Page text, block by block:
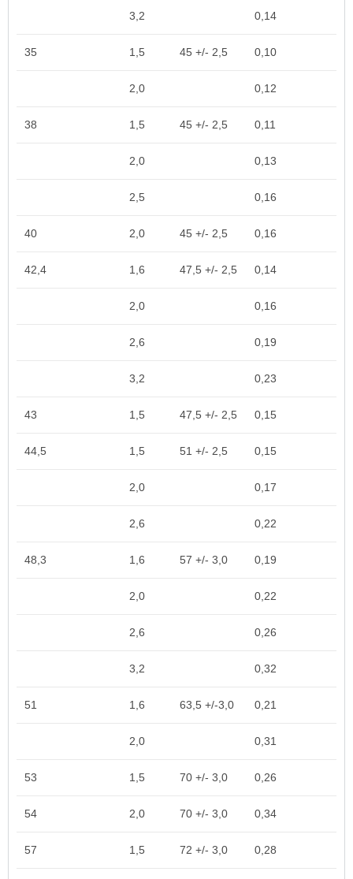
3,2 0,14
35 1,5 45 +/- 2,5 0,10
2,0 0,12
38 1,5 45 +/- 2,5 0,11
2,0 0,13
2,5 0,16
40 2,0 45 +/- 2,5 0,16
42,4 1,6 47,5 +/- 2,5 0,14
2,0 0,16
2,6 0,19
3,2 0,23
43 1,5 47,5 +/- 2,5 0,15
44,5 1,5 51 +/- 2,5 0,15
2,0 0,17
2,6 0,22
48,3 1,6 57 +/- 3,0 0,19
2,0 0,22
2,6 0,26
3,2 0,32
51 1,6 63,5 +/-3,0 0,21
2,0 0,31
53 1,5 70 +/- 3,0 0,26
54 2,0 70 +/- 3,0 0,34
57 1,5 72 +/- 3,0 0,28